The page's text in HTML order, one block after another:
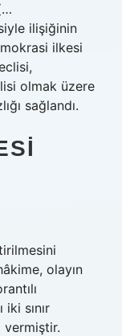
ilişiğinin
ilkesi
olmak üzere
sağlandı.
olayın
sınır
vermiştir.